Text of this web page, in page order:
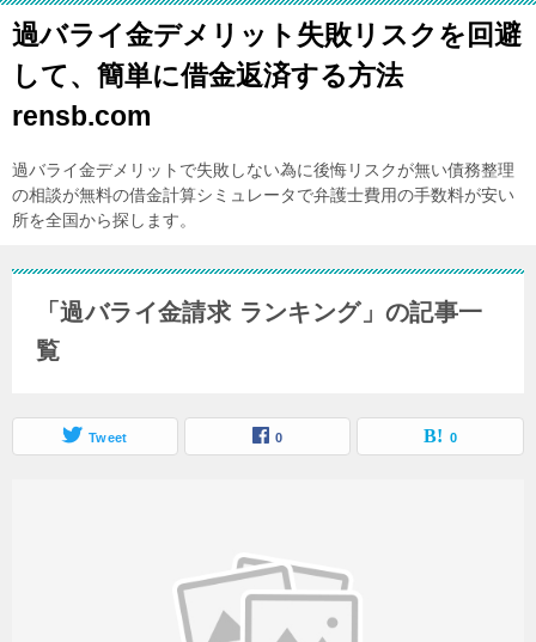
過バライ金デメリット失敗リスクを回避
して、簡単に借金返済する方法
rensb.com
過バライ金デメリットで失敗しない為に後悔リスクが無い債務整理
の相談が無料の借金計算シミュレータで弁護士費用の手数料が安い
所を全国から探します。
「過バライ金請求 ランキング」の記事一
覧
Tweet 0 0